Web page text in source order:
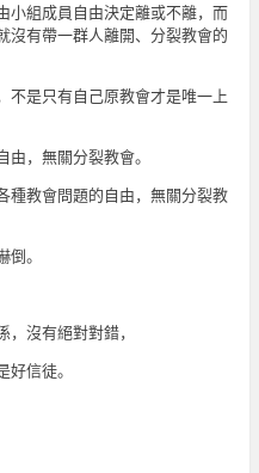
小組成員自由決定離或不離，而
沒有帶一群人離開、分裂教會的
不是只有自己原教會才是唯一上
，無關分裂教會。
種教會問題的自由，無關分裂教
。
沒有絕對對錯，
信徒。